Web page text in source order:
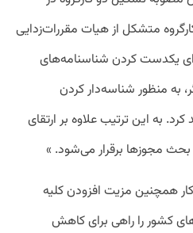
متشکل از هیات مقررات‌زدایی
یکدست کردن شناسنامه‌های
به منظور شناسه‌دار کردن
به این ترتیب علاوه بر ارتقای
مجوزها برقرار می‌شود. »
همچنین مزیت افزودن کلیه
کشور را راهی برای کاهش